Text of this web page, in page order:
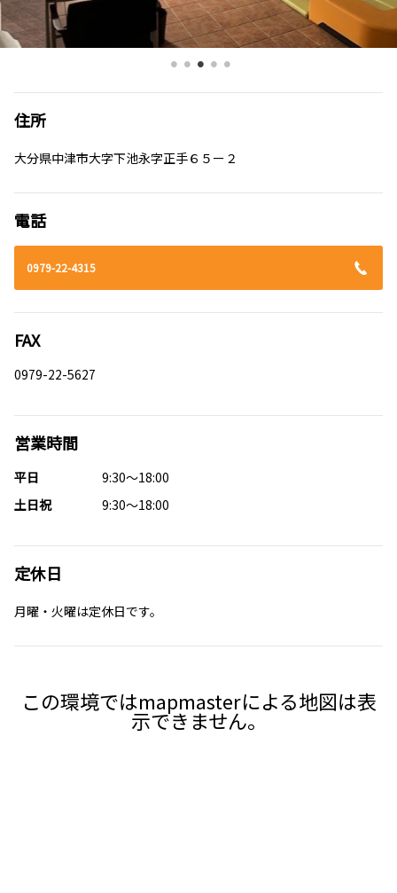
住所
大分県中津市大字下池永字正手６５ー２
電話
0979-22-4315
FAX
0979-22-5627
営業時間
平日
9:30～18:00
土日祝
9:30～18:00
定休日
月曜・火曜は定休日です。
この環境ではmapmasterによる地図は表
示できません。